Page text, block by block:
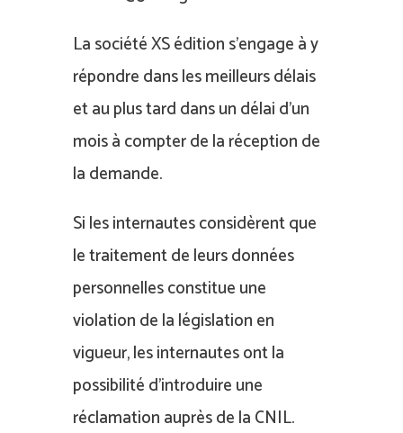
La société XS édition s’engage à y
répondre dans les meilleurs délais
et au plus tard dans un délai d’un
mois à compter de la réception de
la demande.
Si les internautes considèrent que
le traitement de leurs données
personnelles constitue une
violation de la législation en
vigueur, les internautes ont la
possibilité d’introduire une
réclamation auprès de la CNIL.